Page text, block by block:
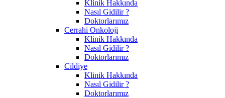
Klinik Hakkında
Nasıl Gidilir ?
Doktorlarımız
Cerrahi Onkoloji
Klinik Hakkında
Nasıl Gidilir ?
Doktorlarımız
Cildiye
Klinik Hakkında
Nasıl Gidilir ?
Doktorlarımız